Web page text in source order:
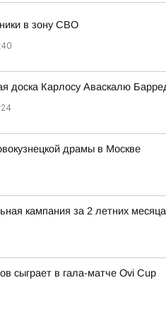
в зону СВО
доска Карлосу Аваскалю
драмы в Москве
кампания за 2 летних месяца
сыграет в гала-матче Ovi Cup